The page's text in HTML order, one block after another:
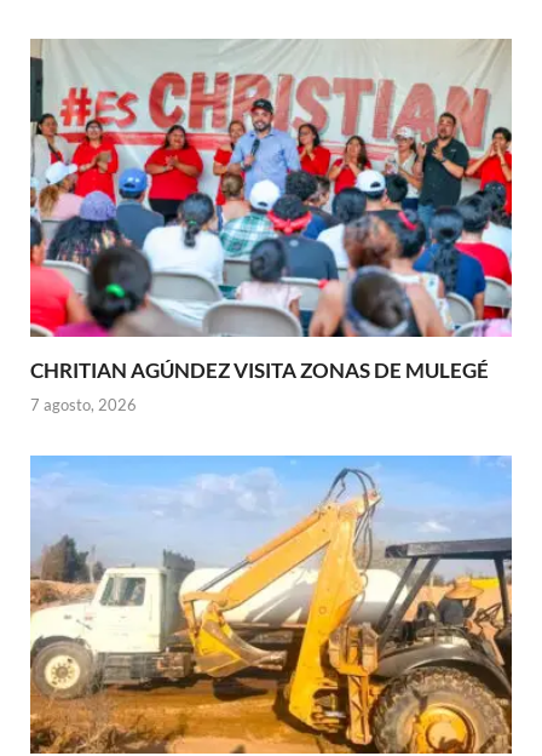
CHRITIAN AGÚNDEZ VISITA ZONAS DE MULEGÉ
7 agosto, 2026